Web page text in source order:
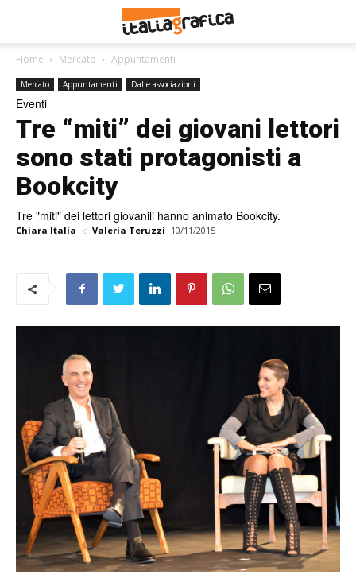
Home Mercato Appuntamenti
Mercato Appuntamenti Dalle associazioni
Eventi
Tre “miti” dei giovani lettori
sono stati protagonisti a
Bookcity
Tre "miti" dei lettori giovanili hanno animato Bookcity.
Chiara Italia e Valeria Teruzzi 10/11/2015